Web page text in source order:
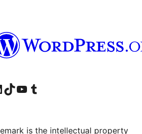
na Facebooku
účet Instagram
náš účet LinkedIn
Navštívte náš účet na platforme TikTok
Navštívte náš kanál YouTube
Navštívte náš účet na platforme Tumblr
is the intellectual property